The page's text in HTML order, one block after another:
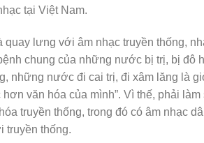
tại Việt Nam.
quay lưng với âm nhạc truyền thống,
chung của những nước bị trị, bị đô
những nước đi cai trị, đi xâm lăng là
văn hóa của mình”. Vì thế, phải
truyền thống, trong đó có âm nhạc
truyền thống.